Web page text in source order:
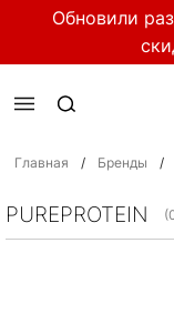
Обновили
Главная / Бренды /
PUREPROTEIN